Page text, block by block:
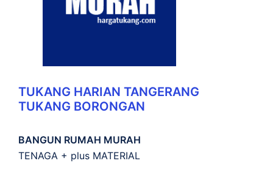
TUKANG HARIAN TANGERANG
TUKANG BORONGAN
BANGUN RUMAH MURAH
TENAGA + plus MATERIAL